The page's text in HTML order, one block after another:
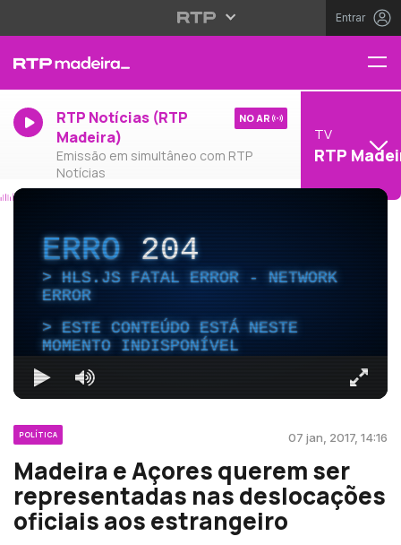
Entrar
RTP Notícias (RTP
Madeira)
Emissão em simultâneo com RTP
Notícias
NO AR
TV
RTP
ERRO204
HLS.JS FATAL ERROR - NETWORK
ERROR
ESTE CONTEÚDO ESTÁ NESTE
MOMENTO INDISPONÍVEL
POLÍTICA 07 jan, 2017, 14:16
Madeira e Açores querem ser
representadas nas deslocações
oficiais aos estrangeiro